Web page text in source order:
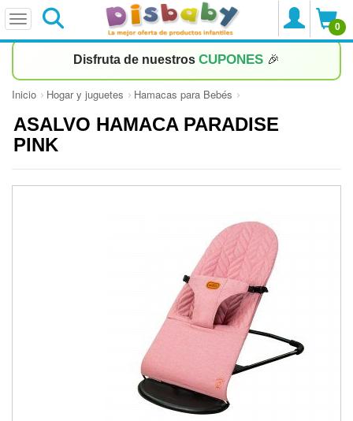
0
Disfruta de nuestros CUPONES 🎉
Inicio Hogar y juguetes Hamacas para Bebés
ASALVO HAMACA PARADISE
PINK